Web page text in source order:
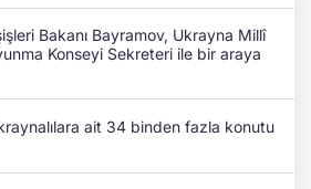
Bakanı Bayramov, Ukrayna Millî
Konseyi Sekreteri ile bir araya
ait 34 binden fazla konutu